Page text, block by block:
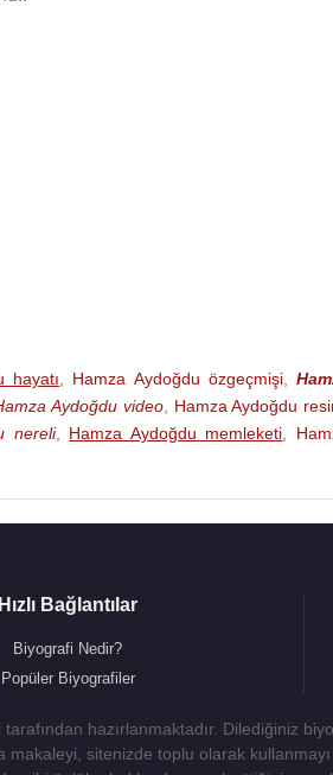
hayatı Hamza Aydoğdu özgeçmişi,
Aydoğdu video, Hamza Aydoğdu
nereli, Hamza Aydoğdu memleketi
Hızlı Bağlantılar
Biyografi Nedir?
Popüler Biyografiler
hazırlanmaktadır. Dilediğiniz
sitenizde toplu olarak